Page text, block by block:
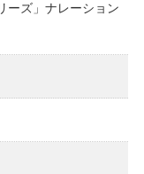
ーズ」ナレーション